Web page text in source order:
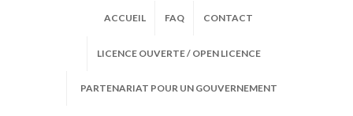
ACCUEIL FAQ CONTACT
LICENCE OUVERTE / OPEN LICENCE
PARTENARIAT POUR UN GOUVERNEMENT